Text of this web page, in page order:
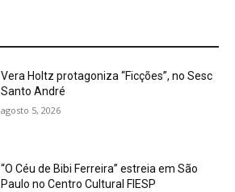
Vera Holtz protagoniza “Ficções”, no Sesc
Santo André
agosto 5, 2026
“O Céu de Bibi Ferreira” estreia em São
Paulo no Centro Cultural FIESP